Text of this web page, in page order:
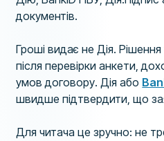
документів.
Гроші видає не Дія.
після перевірки анкети,
умов договору. Дія або
швидше підтвердити, що
Для читача це зручно: не